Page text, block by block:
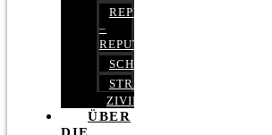
REPUTATIONSRECHT
–
REPUTATIONSMANAGEMENT
SCHUFARECHT
STRAFRECHT
ZIVILRECHT
ÜBER